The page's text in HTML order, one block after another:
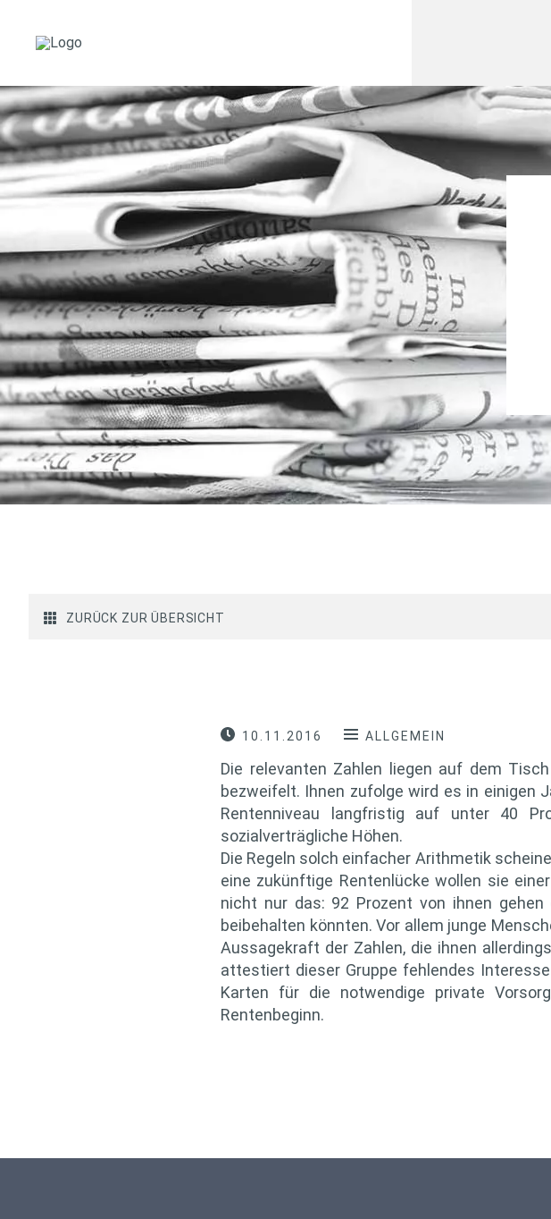
ZURÜCK ZUR ÜBERSICHT
10.11.2016 ALLGEMEIN
Die relevanten Zahlen liegen auf dem
bezweifelt. Ihnen zufolge wird es in einigen
Rentenniveau langfristig auf unter 40
sozialverträgliche Höhen.
Die Regeln solch einfacher Arithmetik
eine zukünftige Rentenlücke wollen sie
nicht nur das: 92 Prozent von ihnen
beibehalten könnten. Vor allem junge
Aussagekraft der Zahlen, die ihnen
attestiert dieser Gruppe fehlendes
Karten für die notwendige private
Rentenbeginn.